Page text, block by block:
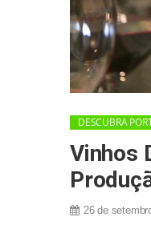
DESCUBRA
Vinhos
26 de